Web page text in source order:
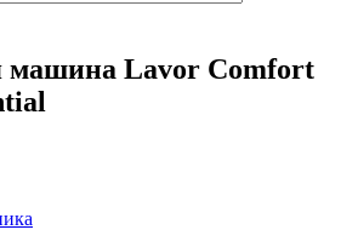
машина Lavor Comfort